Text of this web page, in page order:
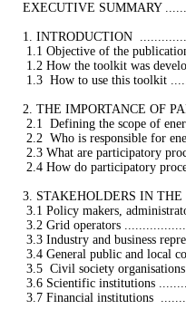
EXECUTIVE SUMMARY
1. INTRODUCTION
1.1 Objective of the
1.2 How the toolkit was
1.3  How to use this toolkit
2. THE IMPORTANCE OF
2.1  Defining the scope of
2.2  Who is responsible for
2.3 What are participatory
2.4 How do participatory
3. STAKEHOLDERS IN
3.1 Policy makers,
3.2 Grid operators
3.3 Industry and business
3.4 General public and local
3.5  Civil society
3.6 Scientific institutions
3.7 Financial institutions